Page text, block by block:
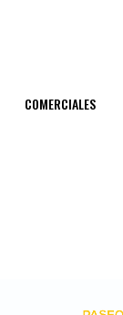
COMERCIALES